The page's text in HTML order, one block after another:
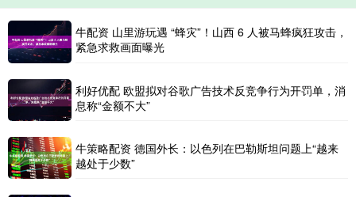
牛配资 山里游玩遇 “蜂灾”！山西 6 人被马蜂疯狂攻击，
紧急求救画面曝光
利好优配 欧盟拟对谷歌广告技术反竞争行为开罚单，消
息称“金额不大”
牛策略配资 德国外长：以色列在巴勒斯坦问题上“越来
越处于少数”